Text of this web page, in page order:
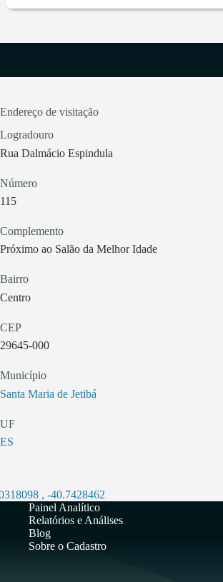
Endereço de visitação
Logradouro
Rua Dalmácio Espindula
Número
115
Complemento
Próximo ao Salão da Melhor Idade
Bairro
Centro
CEP
29645-000
Município
Santa Maria de Jetibá
UF
ES
, -40.7428462
Painel Analítico
Relatórios e Análises
Blog
Sobre o Cadastro